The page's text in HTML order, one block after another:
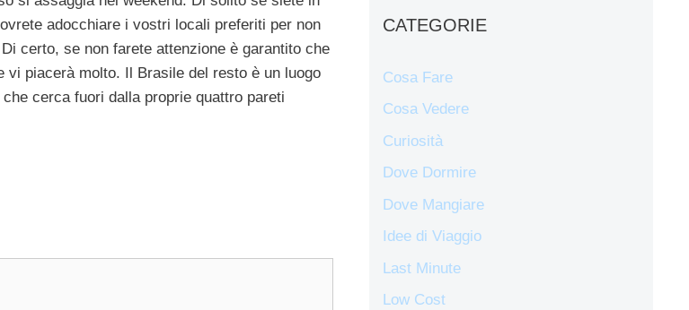
adocchiare i vostri locali preferiti per non
certo, se non farete attenzione è garantito che
piacerà molto. Il Brasile del resto è un luogo
cerca fuori dalla proprie quattro pareti
CATEGORIE
Cosa Fare
Cosa Vedere
Curiosità
Dove Dormire
Dove Mangiare
Idee di Viaggio
Last Minute
Low Cost